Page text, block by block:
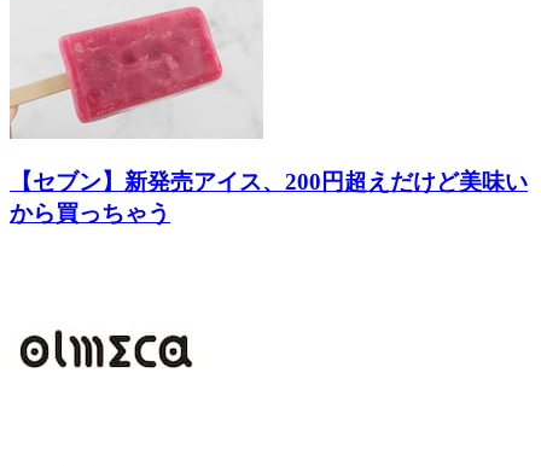
【セブン】新発売アイス、200円超えだけど美味い
から買っちゃう